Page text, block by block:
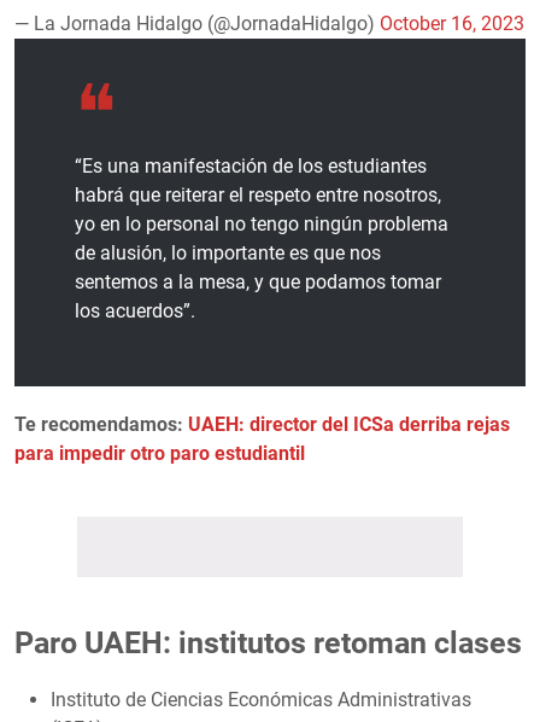
— La Jornada Hidalgo (@JornadaHidalgo) October 16, 2023
“Es una manifestación de los estudiantes
habrá que reiterar el respeto entre nosotros,
yo en lo personal no tengo ningún problema
de alusión, lo importante es que nos
sentemos a la mesa, y que podamos tomar
los acuerdos”.
Te recomendamos: UAEH: director del ICSa derriba rejas
para impedir otro paro estudiantil
Paro UAEH: institutos retoman clases
Instituto de Ciencias Económicas Administrativas